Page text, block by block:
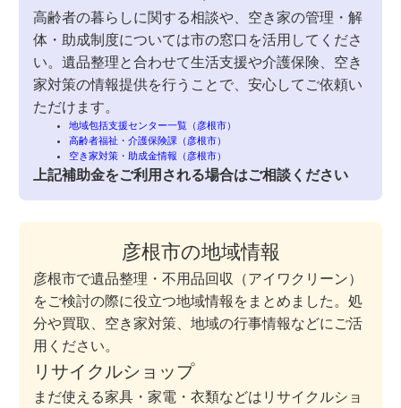
高齢者の暮らしに関する相談や、空き家の管理・解
体・助成制度については市の窓口を活用してくださ
い。遺品整理と合わせて生活支援や介護保険、空き
家対策の情報提供を行うことで、安心してご依頼い
ただけます。
地域包括支援センター一覧（彦根市）
高齢者福祉・介護保険課（彦根市）
空き家対策・助成金情報（彦根市）
上記補助金をご利用される場合はご相談ください
彦根市の地域情報
彦根市で遺品整理・不用品回収（アイワクリーン）
をご検討の際に役立つ地域情報をまとめました。処
分や買取、空き家対策、地域の行事情報などにご活
用ください。
リサイクルショップ
まだ使える家具・家電・衣類などはリサイクルショ